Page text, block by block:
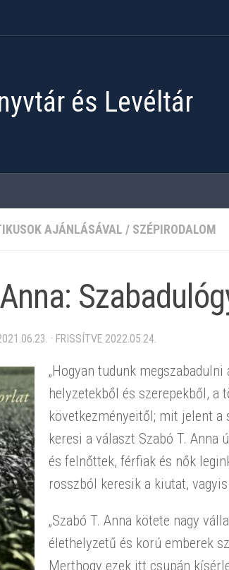
és Levéltár
AJÁNLÁSÁVAL / SZÉPIRODALOM
· FRISSÍTVE 2022.05.24.
„Hogyan tudunk
helyzetekből és szerepekből,
következményeitől; mit jelent a
keresi a választ Szabó T. Anna
és felnőttek, férfiak és nők
rosszból keresik a kiutat,
„Szabó T. Anna kötete nagy
élethelyzetű és korú emberek
Merthogy ezek itt csupán